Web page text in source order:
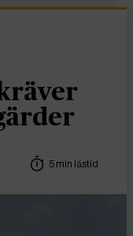
5 min lästid